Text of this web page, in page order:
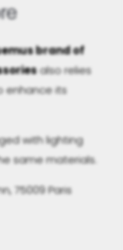
brand of
also relies
enhance its
with lighting
same materials.
75009 Paris